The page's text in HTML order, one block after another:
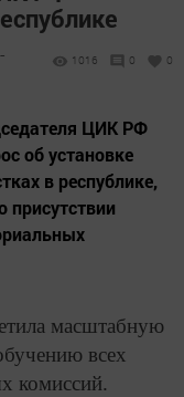
1016 0 0
ЦИК РФ
об установке
в республике,
присутствии
масштабную
всех
комиссий.